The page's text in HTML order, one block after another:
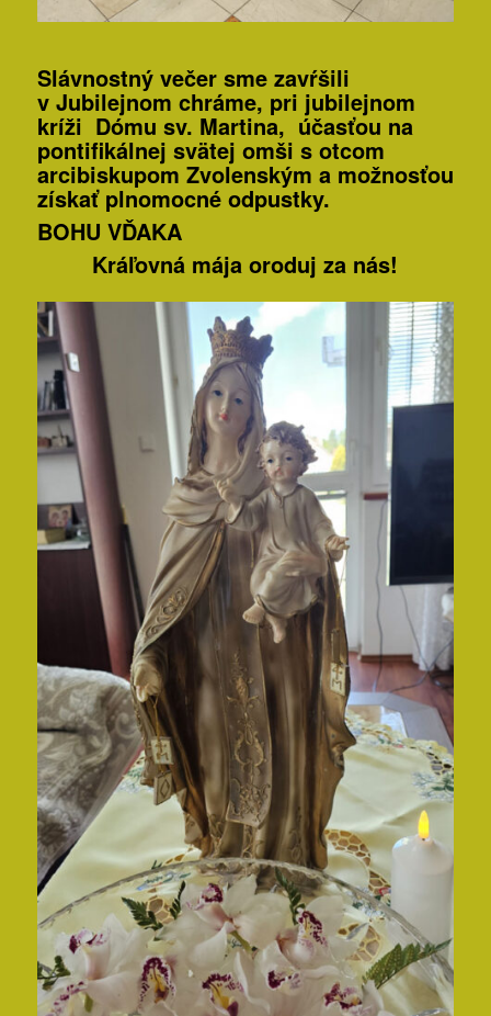
Slávnostný večer sme zavŕšili
v Jubilejnom chráme, pri jubilejnom
kríži Dómu sv. Martina, účasťou na
pontifikálnej svätej omši s otcom
arcibiskupom Zvolenským a možnosťou
získať plnomocné odpustky.
BOHU VĎAKA
Kráľovná mája oroduj za nás!